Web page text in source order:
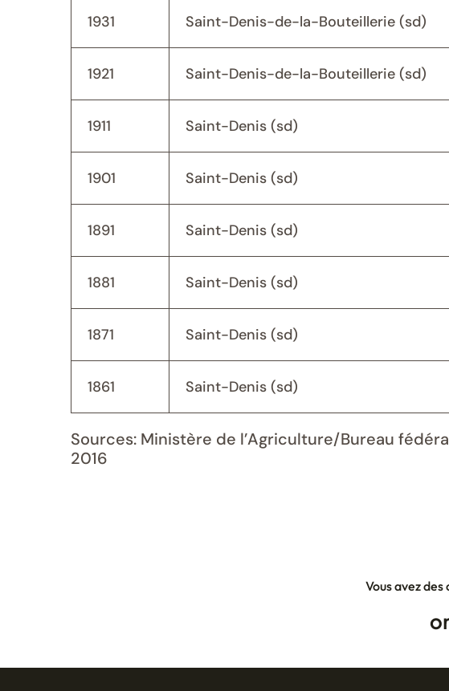
1931 Saint-Denis-de-la-Bouteillerie (sd)
1921 Saint-Denis-de-la-Bouteillerie (sd)
1911 Saint-Denis (sd)
1901 Saint-Denis (sd)
1891 Saint-Denis (sd)
1881 Saint-Denis (sd)
1871 Saint-Denis (sd)
1861 Saint-Denis (sd)
Sources: Ministère de l’Agriculture/Bureau
2016
Vous avez